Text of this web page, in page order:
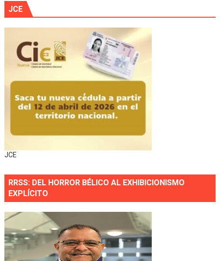
JCE
JCE
RRSS: DEL HORROR BÉLICO AL EXHIBICIONISMO
EXPLÍCITO